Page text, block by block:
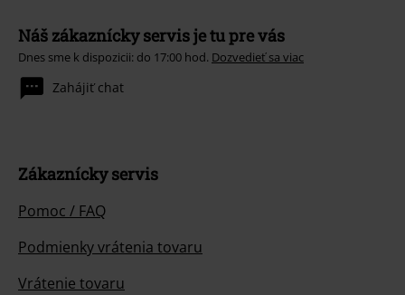
Náš zákaznícky servis je tu pre vás
Dnes sme k dispozicii: do 17:00 hod. Dozvedieť sa viac
Zahájiť chat
Zákaznícky servis
Pomoc / FAQ
Podmienky vrátenia tovaru
Vrátenie tovaru